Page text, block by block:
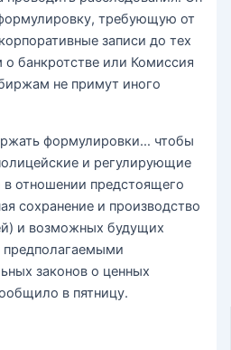
требующую от
записи до тех
о банкротстве или Комиссия
не примут иного
формулировки… чтобы
и регулирующие
отношении предстоящего
сохранение и производство
и возможных будущих
предполагаемыми
законов о ценных
в пятницу.